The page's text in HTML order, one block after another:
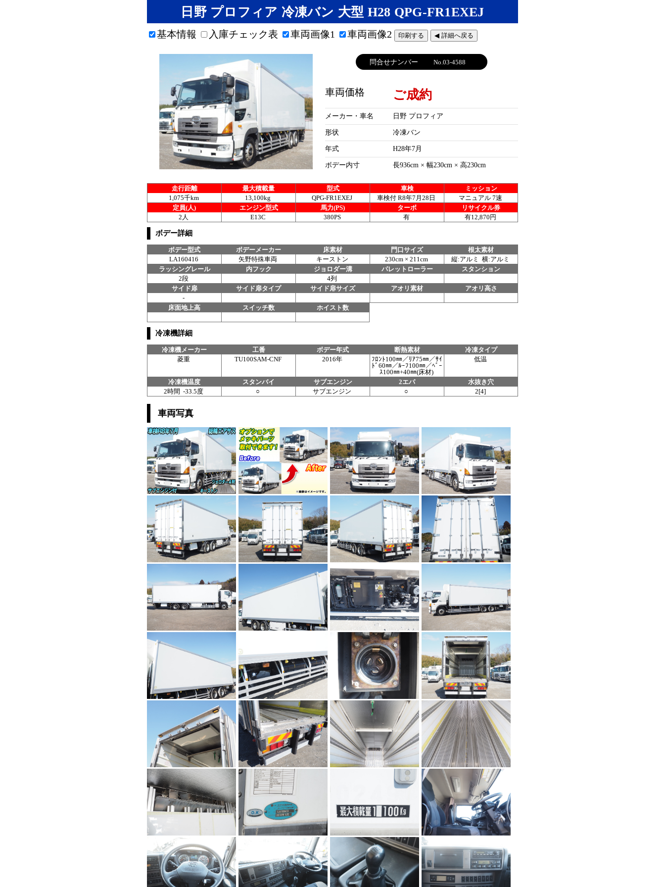
日野 プロフィア 冷凍バン 大型 H28 QPG-FR1EXEJ
基本情報 入庫チェック表 車両画像1 車両画像2 印刷する ◀ 詳細へ戻る
問合せナンバー No.03-4588
車両価格 ご成約
メーカー・車名 日野 プロフィア
形状 冷凍バン
年式 H28年7月
ボデー内寸 長936cm × 幅230cm × 高230cm
走行距離
1,075千km
最大積載量
13,100kg
型式
QPG-FR1EXEJ
車検
車検付 R8年7月28日
ミッション
マニュアル 7速
定員(人)
2人
エンジン型式
E13C
馬力(PS)
380PS
ターボ
有
リサイクル券
有12,870円
ボデー詳細
ボデー型式
LA160416
ボデーメーカー
矢野特殊車両
床素材
キーストン
門口サイズ
230cm × 211cm
根太素材
縦:アルミ 横:アルミ
ラッシングレール
2段
内フック
ジョロダー溝
4列
パレットローラー スタンション
サイド扉
-
サイド扉タイプ サイド扉サイズ アオリ素材 アオリ高さ
床面地上高 スイッチ数 ホイスト数
冷凍機詳細
冷凍機メーカー
菱重
工番
TU100SAM-CNF
ボデー年式
2016年
断熱素材
ﾌﾛﾝﾄ100㎜／ﾘｱ75㎜／ｻｲ
ﾄﾞ60㎜／ﾙｰﾌ100㎜／ﾍﾞｰ
ｽ100㎜+40㎜(床材)
冷凍タイプ
低温
冷凍機温度
2時間 -33.5度
スタンバイ
○
サブエンジン
サブエンジン
2エパ
○
水抜き穴
2[4]
車両写真